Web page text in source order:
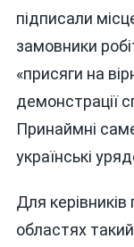
підписали
замовники
«присяги на
демонстрації
Принаймні
українські
Для
областях